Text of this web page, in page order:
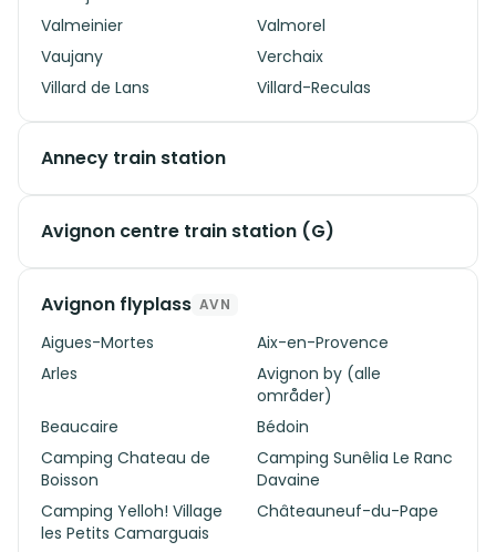
Valmeinier
Valmorel
Vaujany
Verchaix
Villard de Lans
Villard-Reculas
Annecy train station
Avignon centre train station (G)
Avignon flyplass AVN
Aigues-Mortes
Aix-en-Provence
Arles
Avignon by (alle
områder)
Beaucaire
Bédoin
Camping Chateau de
Boisson
Camping Sunêlia Le Ranc
Davaine
Camping Yelloh! Village
les Petits Camarguais
Châteauneuf-du-Pape